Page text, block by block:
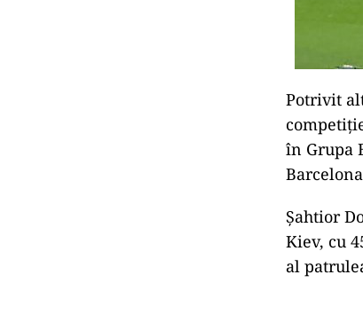
Potrivit
în Grupa
Şahtior
Kiev, cu
al